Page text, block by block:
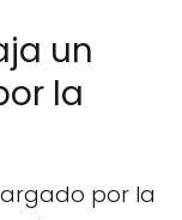
un
la
por la